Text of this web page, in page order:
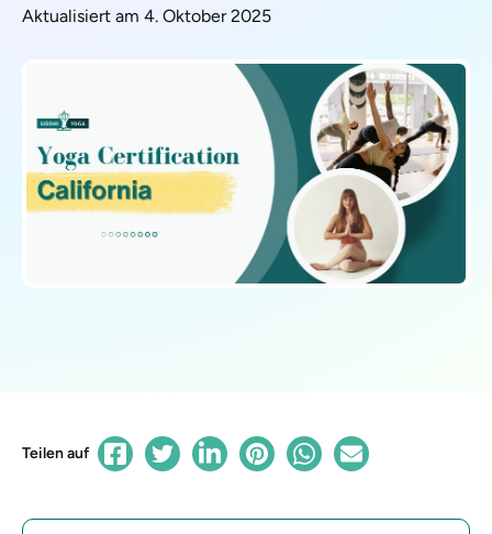
Aktualisiert am 4. Oktober 2025
Teilen auf